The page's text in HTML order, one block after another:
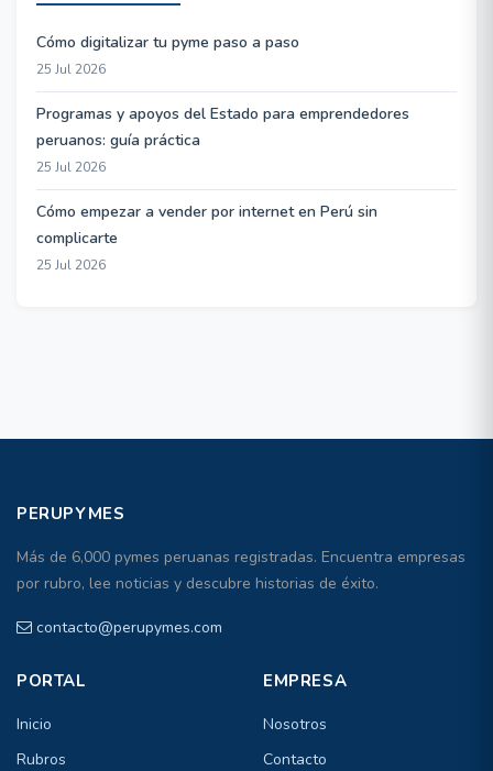
Cómo digitalizar tu pyme paso a paso
25 Jul 2026
Programas y apoyos del Estado para emprendedores
peruanos: guía práctica
25 Jul 2026
Cómo empezar a vender por internet en Perú sin
complicarte
25 Jul 2026
PERUPYMES
Más de 6,000 pymes peruanas registradas. Encuentra empresas
por rubro, lee noticias y descubre historias de éxito.
contacto@perupymes.com
PORTAL
Inicio
Rubros
EMPRESA
Nosotros
Contacto